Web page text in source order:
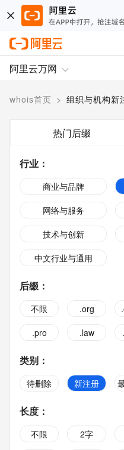
阿里云万网
whois首页 > 组织与机构新
热门后缀
行业 ：
商业与品牌
网络与服务
技术与创新
中文行业与通用
后缀 ：
不限 .org
.pro
.law
类别 ：
待删除 新注册
长度 ：
不限 2字